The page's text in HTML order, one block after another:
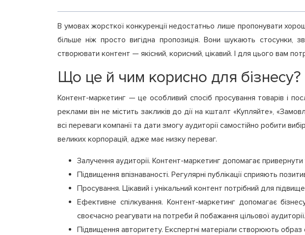
В умовах жорсткої конкуренції недостатньо лише пропонувати
більше ніж просто вигідна пропозиція. Вони шукають стосунки,
створювати контент — якісний, корисний, цікавий. І для цього вам
Що це й чим корисно для бізнесу?
Контент-маркетинг — це особливий спосіб просування товарів і
реклами він не містить закликів до дії на кшталт «Купляйте»,
всі переваги компанії та дати змогу аудиторії самостійно робити
великих корпорацій, адже має низку переваг.
Залучення аудиторії. Контент-маркетинг допомагає привернути
Підвищення впізнаваності. Регулярні публікації сприяють
Просування. Цікавий і унікальний контент потрібний для
Ефективне спілкування. Контент-маркетинг допомагає
своєчасно реагувати на потреби й побажання цільової аудиторії.
Підвищення авторитету. Експертні матеріали створюють образ